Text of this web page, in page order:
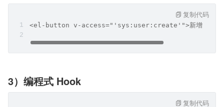
<el-button v-access="'sys:user:create'">新增</el-
复制代码
3）编程式 Hook
复制代码